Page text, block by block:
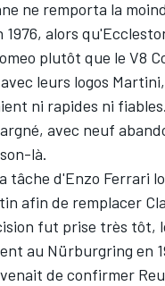
ne remporta la
1976, alors
plutôt que le V8
leurs logos
ni rapides ni
avec neuf
là.
tâche d'Enzo Ferrari
afin de remplacer
fut prise très tôt,
au Nürburgring en
de confirmer